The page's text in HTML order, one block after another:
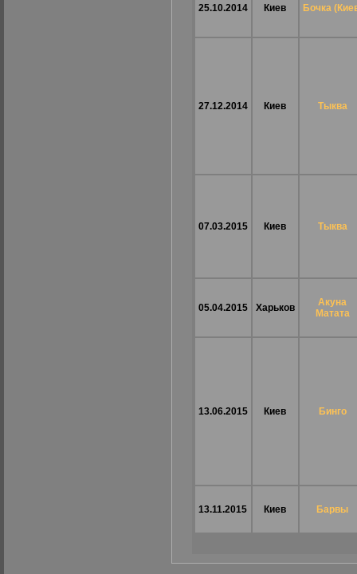
25.10.2014 Киев Бочка
27.12.2014 Киев Тыква
07.03.2015 Киев Тыква
05.04.2015 Харьков
Акуна
Матата
13.06.2015 Киев Бинго
13.11.2015 Киев Барвы